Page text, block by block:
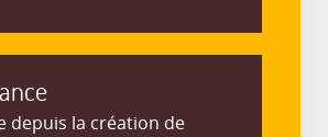
depuis la création de